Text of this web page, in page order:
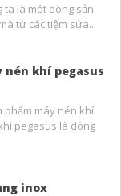
ta là một dòng sản
từ các tiệm sửa...
nén khí pegasus
phẩm máy nén khí
pegasus là dòng
inox